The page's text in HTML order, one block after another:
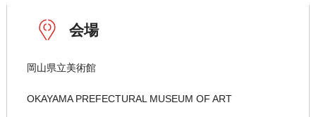
会場
岡山県立美術館
OKAYAMA PREFECTURAL MUSEUM OF ART